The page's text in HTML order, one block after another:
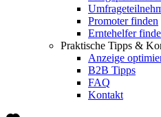
Promoter finden
Erntehelfer
Praktische Tipps &
Anzeige
B2B Tipps
FAQ
Kontakt